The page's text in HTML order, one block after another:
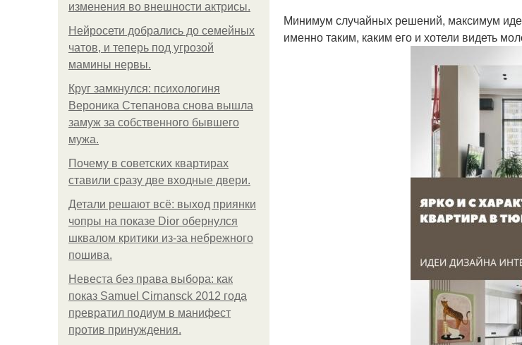
изменения во внешности актрисы.
Нейросети добрались до семейных
чатов, и теперь под угрозой
мамины нервы.
Круг замкнулся: психологиня
Вероника Степанова снова вышла
замуж за собственного бывшего
мужа.
Почему в советских квартирах
ставили сразу две входные двери.
Детали решают всё: выход приянки
чопры на показе Dior обернулся
шквалом критики из-за небрежного
пошива.
Невеста без права выбора: как
показ Samuel Cirnansck 2012 года
превратил подиум в манифест
против принуждения.
Минимум случайных решений, максимум
именно таким, каким его и хотели видеть